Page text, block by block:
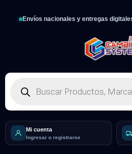
Envíos nacionales y entregas
Mi cuenta
Ingresar o registrarse